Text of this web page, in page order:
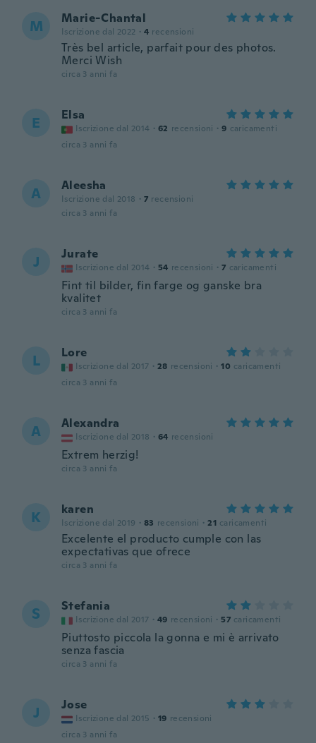
M Marie-Chantal
Iscrizione dal 2022 · 4 recensioni
Très bel article, parfait pour des photos.
Merci Wish
circa 3 anni fa
E Elsa
Iscrizione dal 2014 · 62 recensioni · 9 caricamenti
circa 3 anni fa
A Aleesha
Iscrizione dal 2018 · 7 recensioni
circa 3 anni fa
J Jurate
Iscrizione dal 2014 · 54 recensioni · 7 caricamenti
Fint til bilder, fin farge og ganske bra
kvalitet
circa 3 anni fa
L Lore
Iscrizione dal 2017 · 28 recensioni · 10 caricamenti
circa 3 anni fa
A Alexandra
Iscrizione dal 2018 · 64 recensioni
Extrem herzig!
circa 3 anni fa
K karen
Iscrizione dal 2019 · 83 recensioni · 21 caricamenti
Excelente el producto cumple con las
expectativas que ofrece
circa 3 anni fa
S Stefania
Iscrizione dal 2017 · 49 recensioni · 57 caricamenti
Piuttosto piccola la gonna e mi è arrivato
senza fascia
circa 3 anni fa
J Jose
Iscrizione dal 2015 · 19 recensioni
circa 3 anni fa